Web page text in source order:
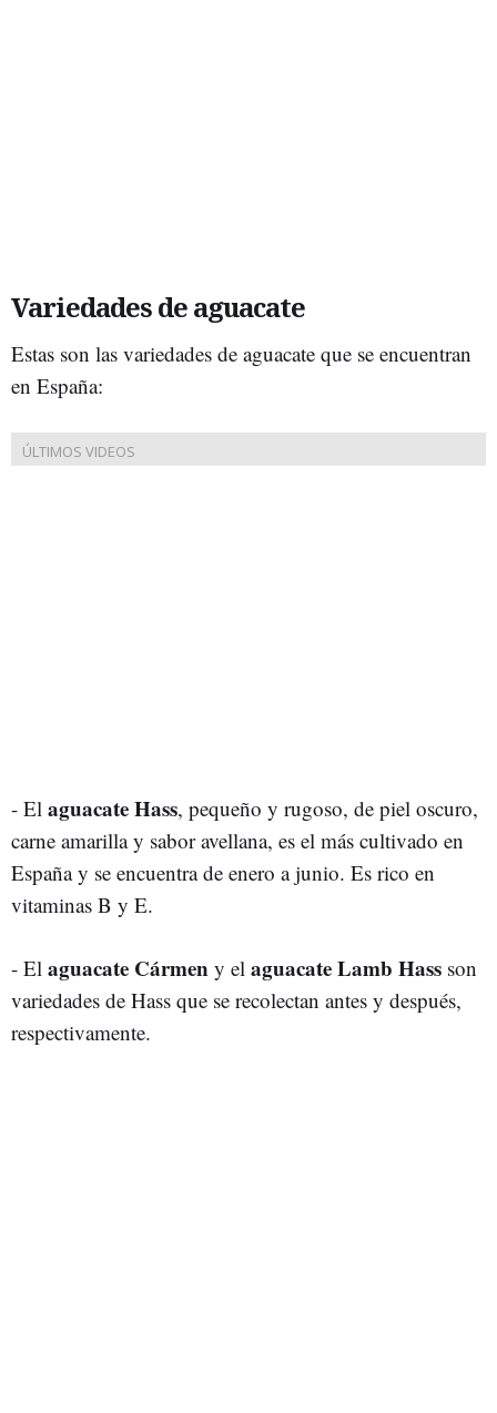
Variedades de aguacate
Estas son las variedades de aguacate que se encuentran
en España:
- El aguacate Hass, pequeño y rugoso, de piel oscuro,
carne amarilla y sabor avellana, es el más cultivado en
España y se encuentra de enero a junio. Es rico en
vitaminas B y E.
- El aguacate Cármen y el aguacate Lamb Hass son
variedades de Hass que se recolectan antes y después,
respectivamente.